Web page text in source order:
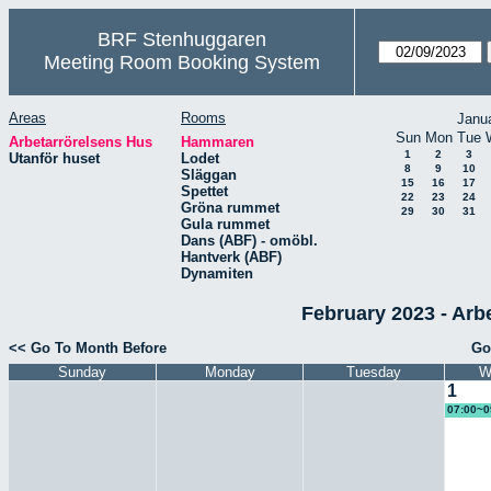
BRF Stenhuggaren
Meeting Room Booking System
Areas
Arbetarrörelsens Hus
Utanför huset
Rooms
Hammaren
Lodet
Släggan
Spettet
Gröna rummet
Gula rummet
Dans (ABF) - omöbl.
Hantverk (ABF)
Dynamiten
Sun Mon Tue
1 2
3
8
9
10
15
16
17
22
23
24
29
30 31
February 2023 -
<< Go To Month Before
Sunday
Monday Tuesday
1
plan